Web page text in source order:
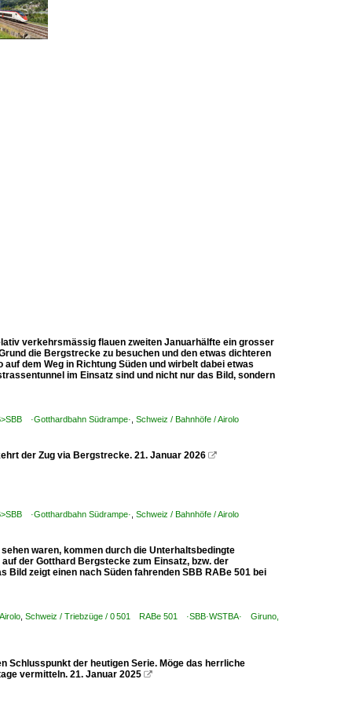
verkehrsmässig flauen zweiten Januarhälfte ein grosser
die Bergstrecke zu besuchen und den etwas dichteren
dem Weg in Richtung Süden und wirbelt dabei etwas
im Einsatz sind und nicht nur das Bild, sondern
·Gotthardbahn Südrampe· Schweiz / Bahnhöfe / Airolo
der Zug via Bergstrecke. 21. Januar 2026 
·Gotthardbahn Südrampe· Schweiz / Bahnhöfe / Airolo
waren, kommen durch die Unterhaltsbedingte
der Gotthard Bergstecke zum Einsatz, bzw. der
Bild zeigt einen nach Süden fahrenden SBB RABe 501 bei
Schweiz / Triebzüge / 0 501 RABe 501 ·SBB·WSTBA· Giruno,
Schlusspunkt der heutigen Serie. Möge das herrliche
vermitteln. 21. Januar 2025 